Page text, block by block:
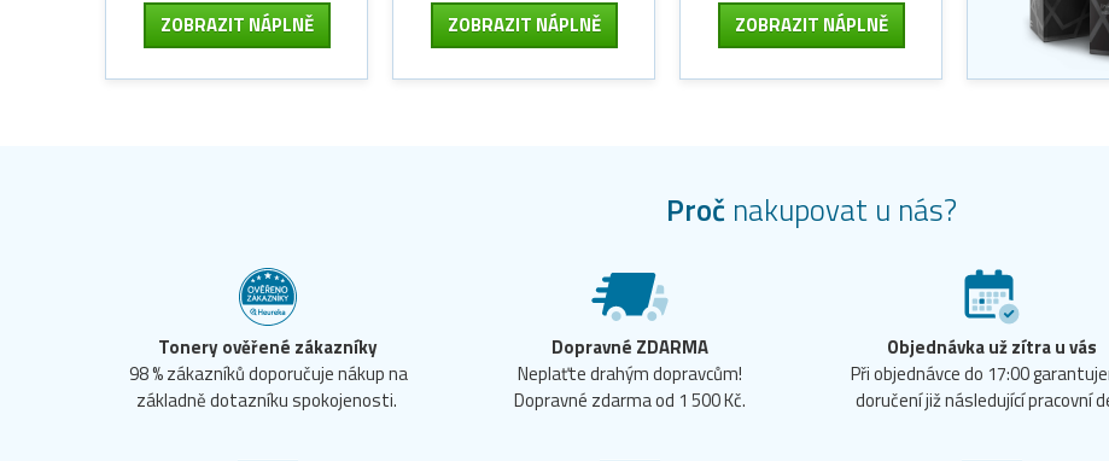
ZOBRAZIT NÁPLNĚ ZOBRAZIT NÁPLNĚ ZOBRAZIT NÁPLNĚ
Proč nakupovat u nás?
Tonery ověřené zákazníky
98 % zákazníků doporučuje nákup na
základně dotazníku spokojenosti.
Dopravné ZDARMA
Neplaťte drahým dopravcům!
Dopravné zdarma od 1 500 Kč.
Objednávka už zítra u vás
Při objednávce do 17:00
doručení již následující pracovní